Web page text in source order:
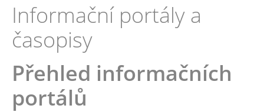
Informační portály a
časopisy
Přehled informačních
portálů